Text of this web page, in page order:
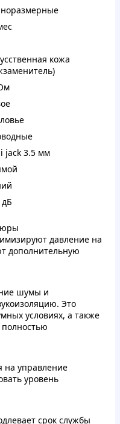
кожа
jack 3.5 мм
дБ
давление на
дополнительную
шумы и
Это
условиях, а также
полностью
на управление
уровень
срок службы